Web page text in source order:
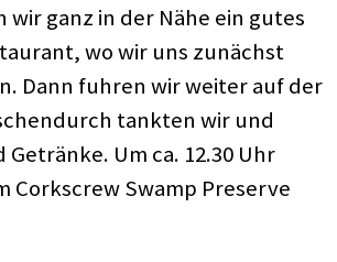
wir ganz in der Nähe ein gutes
wo wir uns zunächst
Dann fuhren wir weiter auf der
tankten wir und
Getränke. Um ca. 12.30 Uhr
Corkscrew Swamp Preserve